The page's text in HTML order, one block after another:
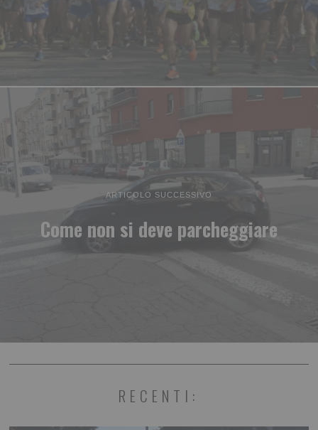
ARTICOLO SUCCESSIVO
Come non si deve parcheggiare
RECENTI: